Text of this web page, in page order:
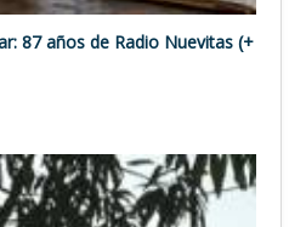
87 años de Radio Nuevitas (+